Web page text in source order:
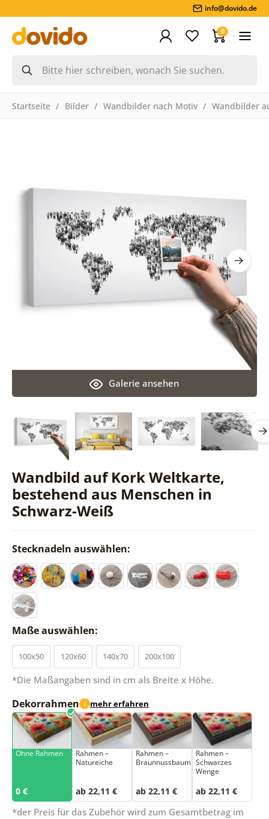
info@dovido.de
0
Startseite Bilder Wandbilder nach Motiv Wandbilder
Wandbild auf Kork Weltkarte,
bestehend aus Menschen in
Schwarz-Weiß
Galerie ansehen
Stecknadeln auswählen:
Maße auswählen:
100x50 120x60 140x70 200x100
*Die Maßangaben sind in cm als Breite x Höhe.
Dekorrahmen i mehr erfahren
Ohne Rahmen
0 €
Rahmen –
Natureiche
ab 22,11 €
Rahmen –
Braunnussbaum
ab 22,11 €
Rahmen –
Schwarzes
Wenge
ab 22,11 €
*der Preis für das Zubehör wird zum Gesamtbetrag im